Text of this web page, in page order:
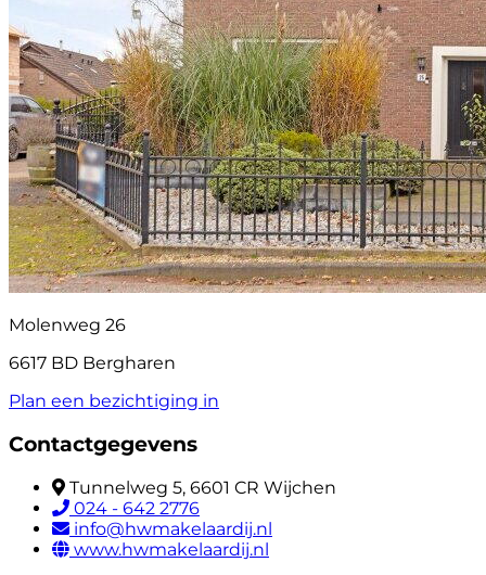
Molenweg 26
6617 BD Bergharen
Plan een bezichtiging in
Contactgegevens
Tunnelweg 5, 6601 CR Wijchen
024 - 642 2776
info@hwmakelaardij.nl
www.hwmakelaardij.nl